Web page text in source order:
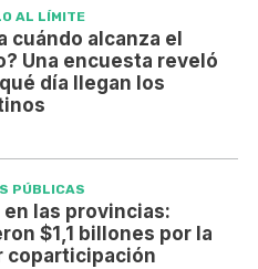
AL LÍMITE
cuándo alcanza el
Una encuesta reveló
día llegan los
PÚBLICAS
las provincias:
$1,1 billones por la
coparticipación